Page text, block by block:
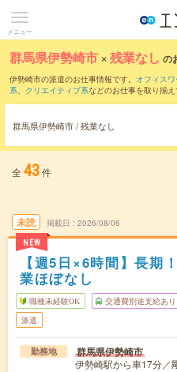
メニュー
群馬県伊勢崎市 ×残業なし の
伊勢崎市の派遣のお仕事情報です。 オフィス
系、 クリエイティブ系などのお仕事を取り揃え
群馬県伊勢崎市 / 残業なし
全 43件
未読
NEW
掲載日 2026/08/06
【週5日×6時間】長期
業ほぼなし
職種未経験OK 交通費別途支給あり
派遣
勤務地 群馬県伊勢崎市
伊勢崎駅から車17分／